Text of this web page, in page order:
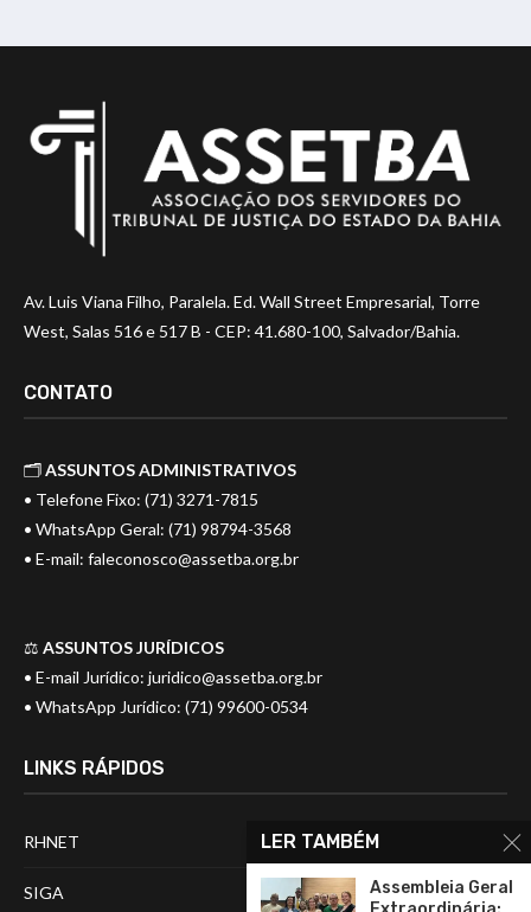
Av. Luis Viana Filho, Paralela. Ed. Wall Street Empresarial, Torre
West, Salas 516 e 517 B - CEP: 41.680-100, Salvador/Bahia.
CONTATO
🗂️ASSUNTOS ADMINISTRATIVOS
• Telefone Fixo: (71) 3271-7815
• WhatsApp Geral: (71) 98794-3568
• E-mail: faleconosco@assetba.org.br
⚖️ ASSUNTOS JURÍDICOS
• E-mail Jurídico: juridico@assetba.org.br
• WhatsApp Jurídico: (71) 99600-0534
LINKS RÁPIDOS
RHNET
SIGA
LER TAMBÉM
Assembleia Geral